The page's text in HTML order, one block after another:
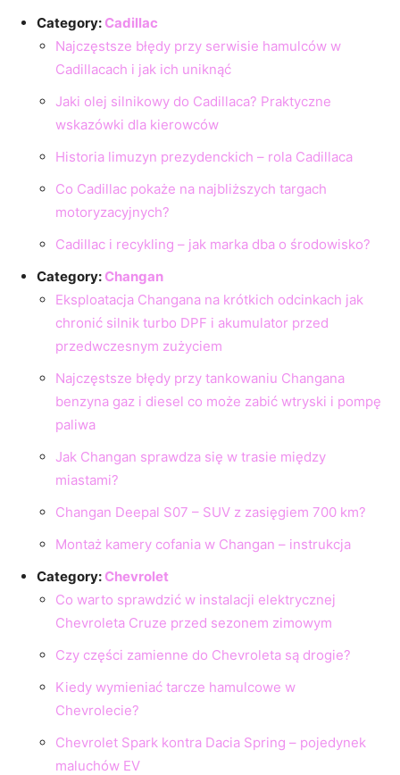
Category:Cadillac
Najczęstsze błędy przy serwisie hamulców w
Cadillacach i jak ich uniknąć
Jaki olej silnikowy do Cadillaca? Praktyczne
wskazówki dla kierowców
Historia limuzyn prezydenckich – rola Cadillaca
Co Cadillac pokaże na najbliższych targach
motoryzacyjnych?
Cadillac i recykling – jak marka dba o środowisko?
Category:Changan
Eksploatacja Changana na krótkich odcinkach jak
chronić silnik turbo DPF i akumulator przed
przedwczesnym zużyciem
Najczęstsze błędy przy tankowaniu Changana
benzyna gaz i diesel co może zabić wtryski i pompę
paliwa
Jak Changan sprawdza się w trasie między
miastami?
Changan Deepal S07 – SUV z zasięgiem 700 km?
Montaż kamery cofania w Changan – instrukcja
Category:Chevrolet
Co warto sprawdzić w instalacji elektrycznej
Chevroleta Cruze przed sezonem zimowym
Czy części zamienne do Chevroleta są drogie?
Kiedy wymieniać tarcze hamulcowe w
Chevrolecie?
Chevrolet Spark kontra Dacia Spring – pojedynek
maluchów EV